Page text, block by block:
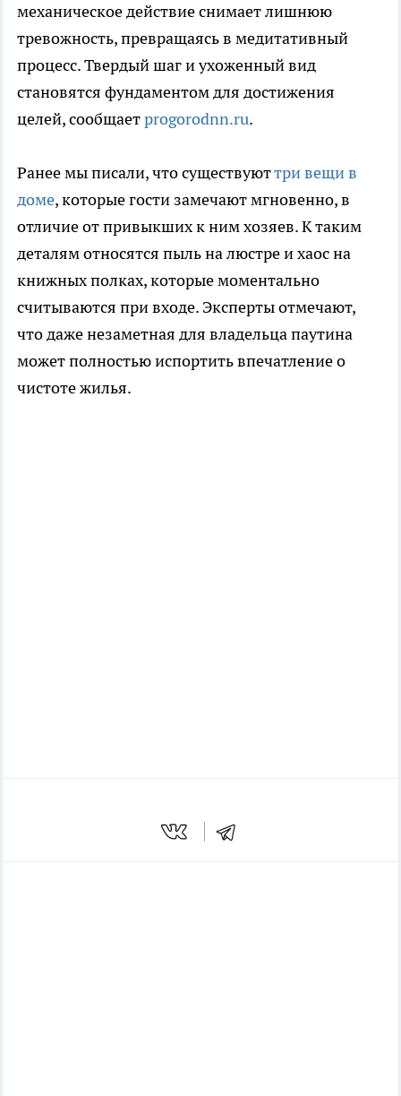
механическое действие снимает лишнюю
тревожность, превращаясь в медитативный
процесс. Твердый шаг и ухоженный вид
становятся фундаментом для достижения
целей, сообщаетprogorodnn.ru.
Ранее мы писали, что существуюттри вещи в
доме, которые гости замечают мгновенно, в
отличие от привыкших к ним хозяев. К таким
деталям относятся пыль на люстре и хаос на
книжных полках, которые моментально
считываются при входе. Эксперты отмечают,
что даже незаметная для владельца паутина
может полностью испортить впечатление о
чистоте жилья.